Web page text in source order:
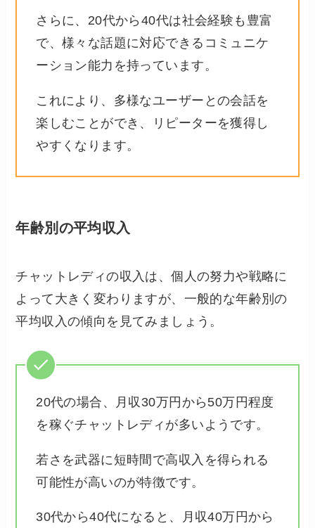
さらに、20代から40代は社会経験も豊富
で、様々な話題に対応できるコミュニケ
ーション能力を持っています。
これにより、多様なユーザーとの会話を
楽しむことができ、リピーターを獲得し
やすくなります。
年齢別の平均収入
チャットレディの収入は、個人の努力や戦略に
よって大きく変わりますが、一般的な年齢別の
平均収入の傾向を見てみましょう。
20代の場合、月収30万円から50万円程度
を稼ぐチャットレディが多いようです。
若さを武器に短時間で高収入を得られる
可能性が高いのが特徴です。
30代から40代になると、月収40万円から